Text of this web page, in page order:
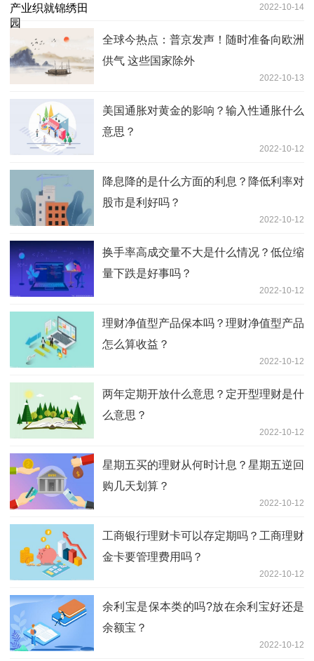
2022-10-14
全球今热点：普京发声！随时准备向欧洲
供气 这些国家除外
2022-10-13
美国通胀对黄金的影响？输入性通胀什么
意思？
2022-10-12
降息降的是什么方面的利息？降低利率对
股市是利好吗？
2022-10-12
换手率高成交量不大是什么情况？低位缩
量下跌是好事吗？
2022-10-12
理财净值型产品保本吗？理财净值型产品
怎么算收益？
2022-10-12
两年定期开放什么意思？定开型理财是什
么意思？
2022-10-12
星期五买的理财从何时计息？星期五逆回
购几天划算？
2022-10-12
工商银行理财卡可以存定期吗？工商理财
金卡要管理费用吗？
2022-10-12
余利宝是保本类的吗?放在余利宝好还是
余额宝？
2022-10-12